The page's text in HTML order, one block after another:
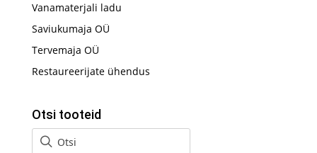
Vanamaterjali ladu
Saviukumaja OÜ
Tervemaja OÜ
Restaureerijate ühendus
Otsi tooteid